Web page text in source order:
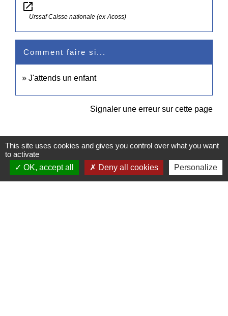
open_in_new
Urssaf Caisse nationale (ex-Acoss)
Comment faire si...
J'attends un enfant
Signaler une erreur sur cette page
Contacts
This site uses cookies and gives you control over what you want
to activate
OK, accept all
Deny all cookies Personalize